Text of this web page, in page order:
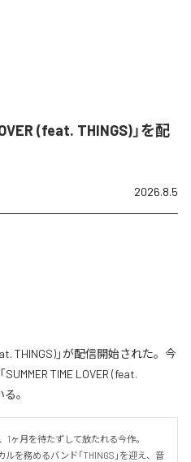
(feat. THINGS)」を配
2026.8.5
THINGS)」が配信開始された。今
TIME LOVER (feat.
。
1ヶ月を待たずして放たれる今作。
を務めるバンド「THINGS」を迎え、音